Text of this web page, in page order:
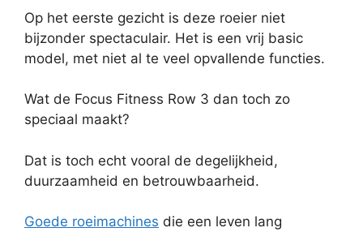
Op het eerste gezicht is deze roeier niet
bijzonder spectaculair. Het is een vrij basic
model, met niet al te veel opvallende functies.
Wat de Focus Fitness Row 3 dan toch zo
speciaal maakt?
Dat is toch echt vooral de degelijkheid,
duurzaamheid en betrouwbaarheid.
Goede roeimachines die een leven lang